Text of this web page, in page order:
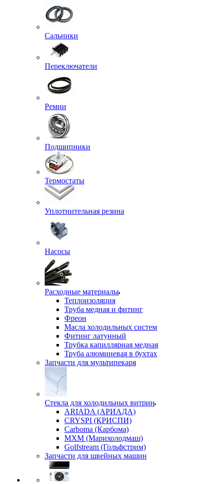
Сальники
Переключатели
Ремни
Подшипники
Термостаты
Уплотнительная резина
Насосы
Расходные материалы
Теплоизоляция
Труба медная и фитинг
Фреон
Масла холодильных систем
Фитинг латунный
Трубка капиллярная медная
Труба алюминевая в бухтах
Запчасти для мультипекаря
Стекла для холодильных витрин
ARIADA (АРИАДА)
CRYSPI (КРИСПИ)
Carboma (Карбома)
MXM (Марихолодмаш)
Golfstream (Гольфстрим)
Запчасти для швейных машин